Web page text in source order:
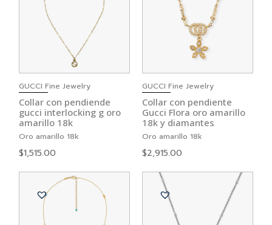
GUCCI Fine Jewelry
Collar con pendiende
gucci interlocking g oro
amarillo 18k
Oro amarillo 18k
$1,515.00
GUCCI Fine Jewelry
Collar con pendiente
Gucci Flora oro amarillo
18k y diamantes
Oro amarillo 18k
$2,915.00